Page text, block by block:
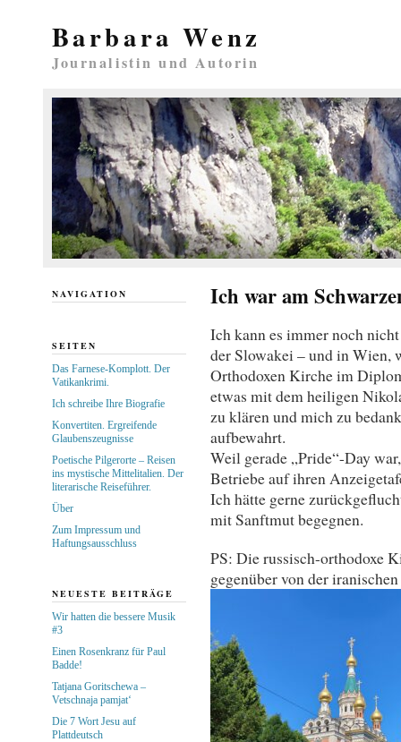
Barbara Wenz
Journalistin und Autorin
Ich war am
Ich kann es immer noch
der Slowakei – und in Wien,
Orthodoxen Kirche im
etwas mit dem heiligen
zu klären und mich zu
aufbewahrt.
Weil gerade „Pride“-Day
Betriebe auf ihren
Ich hätte gerne
mit Sanftmut begegnen.
PS: Die russisch-orthodoxe
gegenüber von der
NAVIGATION
SEITEN
Das Farnese-Komplott. Der
Vatikankrimi.
Ich schreibe Ihre Biografie
Konvertiten. Ergreifende
Glaubenszeugnisse
Poetische Pilgerorte – Reisen
ins mystische Mittelitalien. Der
literarische Reiseführer.
Über
Zum Impressum und
Haftungsausschluss
NEUESTE BEITRÄGE
Wir hatten die bessere Musik
#3
Einen Rosenkranz für Paul
Badde!
Tatjana Goritschewa –
Vetschnaja pamjat‘
Die 7 Wort Jesu auf
Plattdeutsch